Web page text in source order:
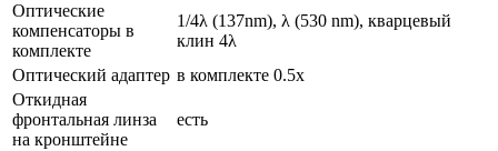
Оптические
компенсаторы в
комплекте
1/4λ (137nm), λ (530 nm), кварцевый
клин 4λ
Оптический адаптер в комплекте 0.5х
Откидная
фронтальная линза
на кронштейне
есть